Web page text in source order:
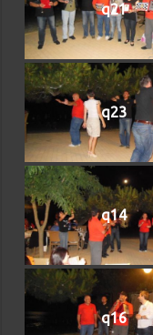
q21
q23
q14
q16